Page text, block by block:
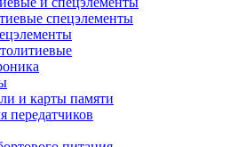
спецэлементы
и карты памяти
передатчиков